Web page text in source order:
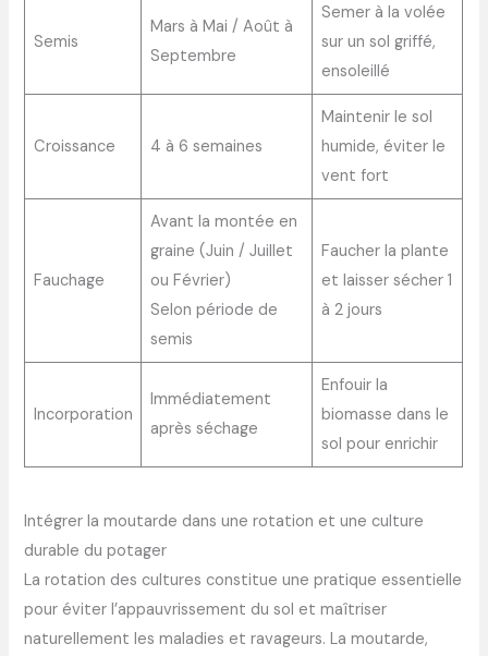
Semis
Mars à Mai / Août à
Septembre
Semer à la volée
sur un sol griffé,
ensoleillé
Croissance 4 à 6 semaines
Maintenir le sol
humide, éviter le
vent fort
Fauchage
Avant la montée en
graine (Juin / Juillet
ou Février)
Selon période de
semis
Faucher la plante
et laisser sécher 1
à 2 jours
Incorporation
Immédiatement
après séchage
Enfouir la
biomasse dans le
sol pour enrichir
Intégrer la moutarde dans une rotation et une culture
durable du potager
La rotation des cultures constitue une pratique essentielle
pour éviter l’appauvrissement du sol et maîtriser
naturellement les maladies et ravageurs. La moutarde,